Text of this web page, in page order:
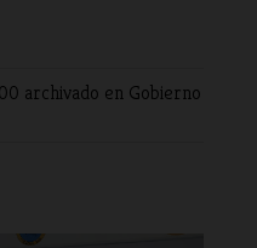
archivado en Gobierno